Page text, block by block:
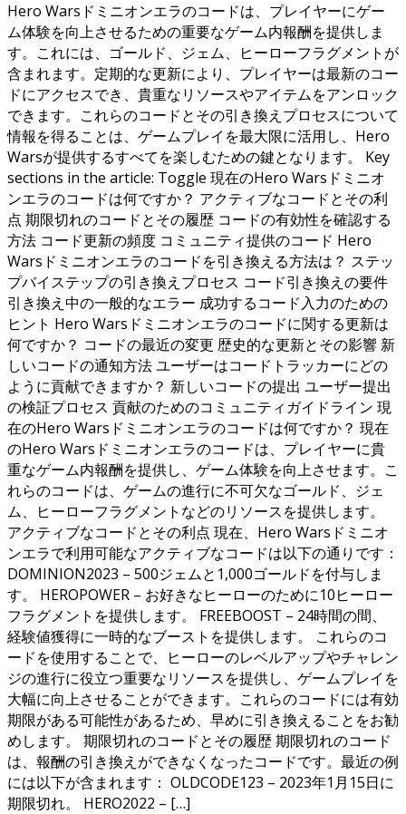
Hero Warsドミニオンエラのコードは、プレイヤーにゲー
ム体験を向上させるための重要なゲーム内報酬を提供しま
す。これには、ゴールド、ジェム、ヒーローフラグメントが
含まれます。定期的な更新により、プレイヤーは最新のコー
ドにアクセスでき、貴重なリソースやアイテムをアンロック
できます。これらのコードとその引き換えプロセスについて
情報を得ることは、ゲームプレイを最大限に活用し、Hero
Warsが提供するすべてを楽しむための鍵となります。 Key
sections in the article: Toggle 現在のHero Warsドミニオ
ンエラのコードは何ですか？ アクティブなコードとその利
点 期限切れのコードとその履歴 コードの有効性を確認する
方法 コード更新の頻度 コミュニティ提供のコード Hero
Warsドミニオンエラのコードを引き換える方法は？ ステッ
プバイステップの引き換えプロセス コード引き換えの要件
引き換え中の一般的なエラー 成功するコード入力のための
ヒント Hero Warsドミニオンエラのコードに関する更新は
何ですか？ コードの最近の変更 歴史的な更新とその影響 新
しいコードの通知方法 ユーザーはコードトラッカーにどの
ように貢献できますか？ 新しいコードの提出 ユーザー提出
の検証プロセス 貢献のためのコミュニティガイドライン 現
在のHero Warsドミニオンエラのコードは何ですか？ 現在
のHero Warsドミニオンエラのコードは、プレイヤーに貴
重なゲーム内報酬を提供し、ゲーム体験を向上させます。こ
れらのコードは、ゲームの進行に不可欠なゴールド、ジェ
ム、ヒーローフラグメントなどのリソースを提供します。
アクティブなコードとその利点 現在、Hero Warsドミニオ
ンエラで利用可能なアクティブなコードは以下の通りです：
DOMINION2023 – 500ジェムと1,000ゴールドを付与しま
す。 HEROPOWER – お好きなヒーローのために10ヒーロー
フラグメントを提供します。 FREEBOOST – 24時間の間、
経験値獲得に一時的なブーストを提供します。 これらのコ
ードを使用することで、ヒーローのレベルアップやチャレン
ジの進行に役立つ重要なリソースを提供し、ゲームプレイを
大幅に向上させることができます。これらのコードには有効
期限がある可能性があるため、早めに引き換えることをお勧
めします。 期限切れのコードとその履歴 期限切れのコード
は、報酬の引き換えができなくなったコードです。最近の例
には以下が含まれます： OLDCODE123 – 2023年1月15日に
期限切れ。 HERO2022 – […]